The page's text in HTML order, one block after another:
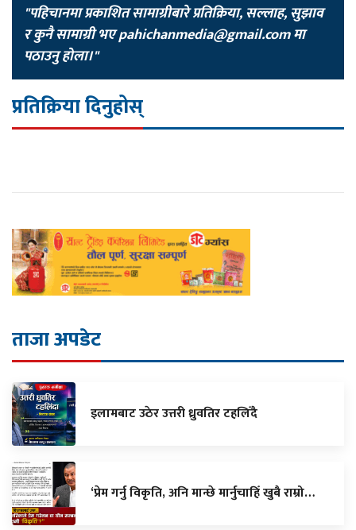
"पहिचानमा प्रकाशित सामाग्रीबारे प्रतिक्रिया, सल्लाह, सुझाव
र कुनै सामाग्री भएpahichanmedia@gmail.comमा
पठाउनु होला।"
प्रतिक्रिया दिनुहोस्
ताजा अपडेट
इलामबाट उठेर उत्तरी ध्रुवतिर टहलिँदै
‘प्रेम गर्नु विकृति, अनि मान्छे मार्नुचाहिँ खुबै राम्रो…